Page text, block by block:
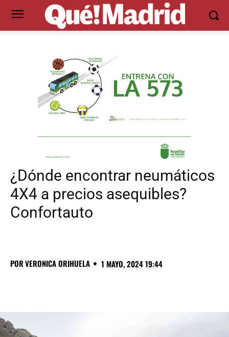
¿Dónde encontrar neumáticos
4X4 a precios asequibles?
Confortauto
PORVERONICA ORIHUELA 1 MAYO, 2024 19:44